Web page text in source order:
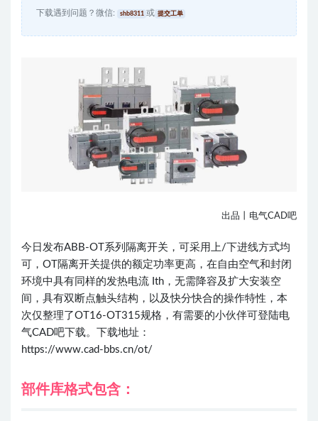
下载遇到问题？微信: shb8311 或 提交工单
出品丨电气CAD吧
今日发布ABB-OT系列隔离开关，可采用上/下进线方式均
可，OT隔离开关提供的额定功率更高，在自由空气和封闭
环境中具有同样的发热电流 Ith，无需降容及扩大安装空
间，具有双断点触头结构，以及快分快合的操作特性，本
次仅整理了OT16-OT315规格，有需要的小伙伴可登陆电
气CAD吧下载。下载地址：
https://www.cad-bbs.cn/ot/
部件库格式包含：